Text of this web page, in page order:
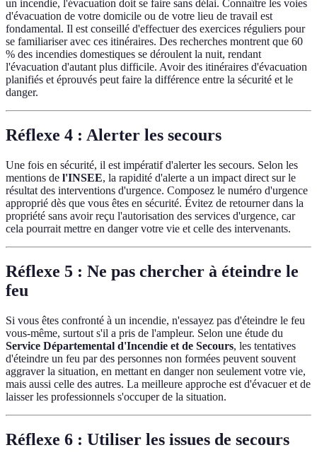
un incendie, l'évacuation doit se faire sans délai. Connaître les voies
d'évacuation de votre domicile ou de votre lieu de travail est
fondamental. Il est conseillé d'effectuer des exercices réguliers pour
se familiariser avec ces itinéraires. Des recherches montrent que 60
% des incendies domestiques se déroulent la nuit, rendant
l'évacuation d'autant plus difficile. Avoir des itinéraires d'évacuation
planifiés et éprouvés peut faire la différence entre la sécurité et le
danger.
Réflexe 4 : Alerter les secours
Une fois en sécurité, il est impératif d'alerter les secours. Selon les
mentions de l'INSEE, la rapidité d'alerte a un impact direct sur le
résultat des interventions d'urgence. Composez le numéro d'urgence
approprié dès que vous êtes en sécurité. Évitez de retourner dans la
propriété sans avoir reçu l'autorisation des services d'urgence, car
cela pourrait mettre en danger votre vie et celle des intervenants.
Réflexe 5 : Ne pas chercher à éteindre le
feu
Si vous êtes confronté à un incendie, n'essayez pas d'éteindre le feu
vous-même, surtout s'il a pris de l'ampleur. Selon une étude du
Service Départemental d'Incendie et de Secours, les tentatives
d'éteindre un feu par des personnes non formées peuvent souvent
aggraver la situation, en mettant en danger non seulement votre vie,
mais aussi celle des autres. La meilleure approche est d'évacuer et de
laisser les professionnels s'occuper de la situation.
Réflexe 6 : Utiliser les issues de secours